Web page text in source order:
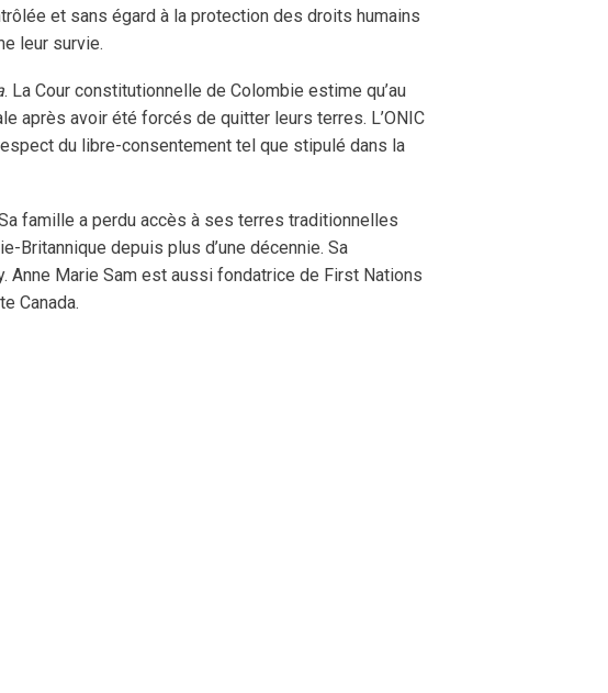
et sans égard à la protection des droits humains
leur survie.
. La Cour constitutionnelle de Colombie estime qu’au
après avoir été forcés de quitter leurs terres. L’ONIC
du libre-consentement tel que stipulé dans la
famille a perdu accès à ses terres traditionnelles
Britannique depuis plus d’une décennie. Sa
Anne Marie Sam est aussi fondatrice de First Nations
Canada.